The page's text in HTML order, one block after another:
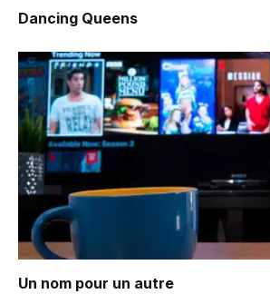
Dancing Queens
Un nom pour un autre